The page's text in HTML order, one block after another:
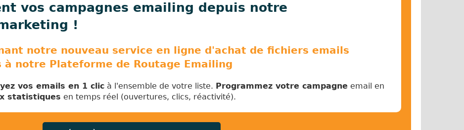
vos campagnes emailing depuis notre
!
notre nouveau service en ligne d'achat de fichiers emails
à notre Plateforme de Routage Emailing
vos emails en 1 clic à l'ensemble de votre liste. Programmez votre campagne email en
statistiques en temps réel (ouvertures, clics, réactivité).